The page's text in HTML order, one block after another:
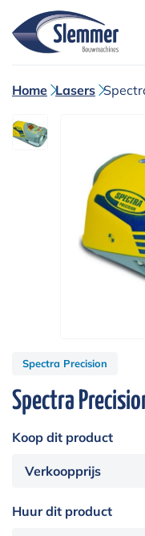
Home Lasers
Spectra Precision
Spectra
Koop dit product
Verkoopprijs
Huur dit product